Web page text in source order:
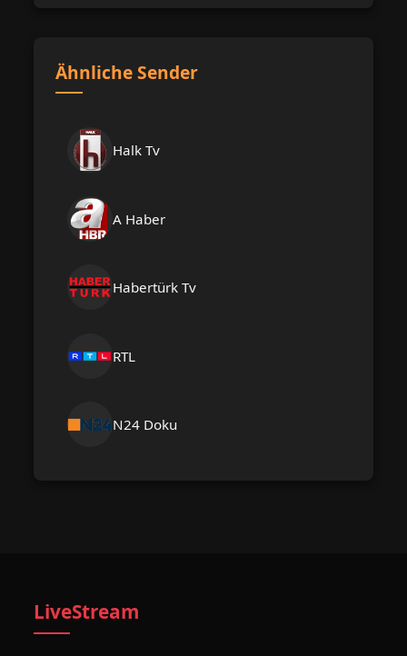
Ähnliche Sender
Halk Tv
A Haber
Habertürk Tv
RTL
N24 Doku
LiveStream